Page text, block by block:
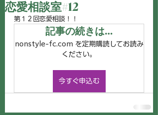
恋愛相談室#12
第１２回恋愛相談！！
記事の続きは…
nonstyle-fc.com を定期購読してお読み
ください。
今すぐ申込む